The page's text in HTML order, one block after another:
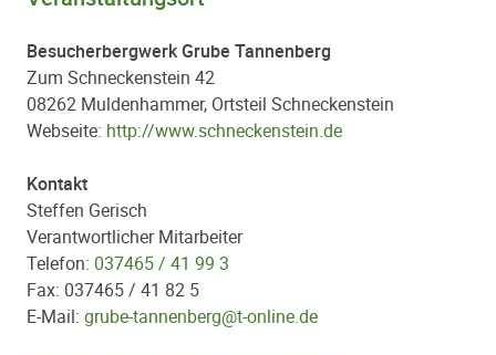
Besucherbergwerk Grube Tannenberg
Zum Schneckenstein 42
08262 Muldenhammer, Ortsteil Schneckenstein
Webseite: http://www.schneckenstein.de
Kontakt
Steffen Gerisch
Verantwortlicher Mitarbeiter
Telefon: 037465 / 41 99 3
Fax: 037465 / 41 82 5
E-Mail: grube-tannenberg@t-online.de